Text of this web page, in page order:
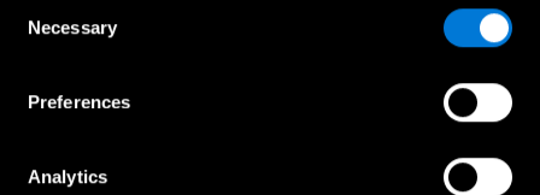
their services.
settings displayed in this banner. You can withdraw or
the bottom of our website.
Selection
Necessary
Preferences
Analytics
Motorizācija